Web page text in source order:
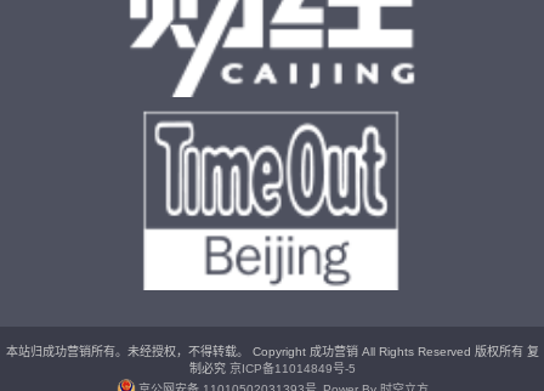
本站归成功营销所有。未经授权，不得转载。 Copyright 成功营销 All Rights Reserved 版权所有 复
制必究 京ICP备11014849号-5